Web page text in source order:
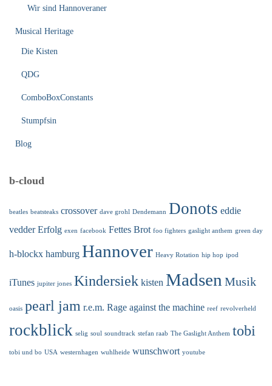
Wir sind Hannoveraner
Musical Heritage
Die Kisten
QDG
ComboBoxConstants
Stumpfsin
Blog
b-cloud
beatles beatsteaks crossover dave grohl Dendemann Donots eddie
vedder Erfolg exen facebook Fettes Brot foo fighters gaslight anthem green day
h-blockx hamburg Hannover Heavy Rotation hip hop ipod
iTunes jupiter jones Kindersiek kisten Madsen Musik
oasis pearl jam r.e.m. Rage against the machine reef revolverheld
rockblick selig soul soundtrack stefan raab The Gaslight Anthem tobi
tobi und bo USA westernhagen wuhlheide wunschwort youtube